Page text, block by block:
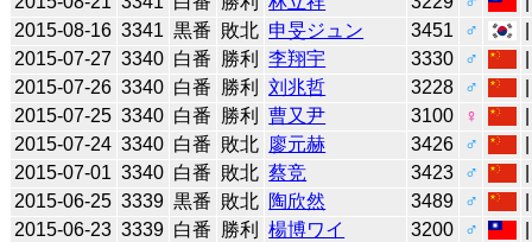
2015-08-16 3341 黒番 敗北 申旻ジュン 3451 ♂
2015-07-27 3340 白番 勝利 李翔宇 3330 ♂
2015-07-26 3340 白番 勝利 刘兆哲 3228 ♂
2015-07-25 3340 白番 勝利 曹又尹 3100 ♀
2015-07-24 3340 白番 敗北 廖元赫 3426 ♂
2015-07-01 3340 白番 敗北 蔡竞 3423 ♂
2015-06-25 3339 黒番 敗北 陶欣然 3489 ♂
2015-06-23 3339 白番 勝利 楊博ワイ 3200 ♂